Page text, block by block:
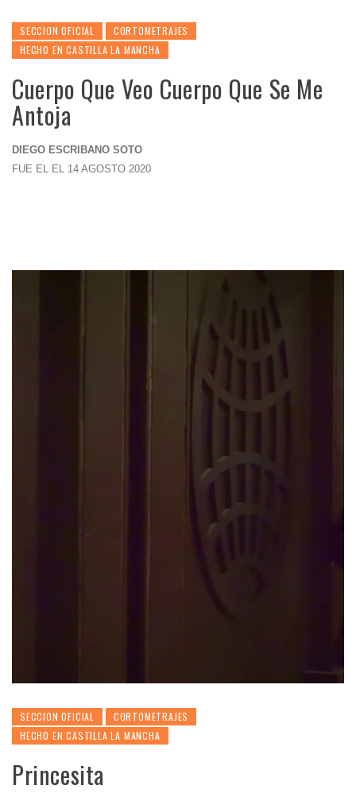
SECCION OFICIAL
CORTOMETRAJES
HECHO EN CASTILLA LA MANCHA
Cuerpo Que Veo Cuerpo Que Se Me
Antoja
DIEGO ESCRIBANO SOTO
FUE EL EL 14 AGOSTO 2020
SECCION OFICIAL
CORTOMETRAJES
HECHO EN CASTILLA LA MANCHA
Princesita